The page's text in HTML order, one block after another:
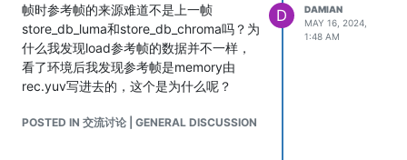
帧时参考帧的来源难道不是上一帧
store_db_luma和store_db_chroma吗？为
什么我发现load参考帧的数据并不一样，
看了环境后我发现参考帧是memory由
rec.yuv写进去的，这个是为什么呢？
POSTED IN 交流讨论 | GENERAL DISCUSSION
D
DAMIAN
MAY 16, 2024,
1:48 AM